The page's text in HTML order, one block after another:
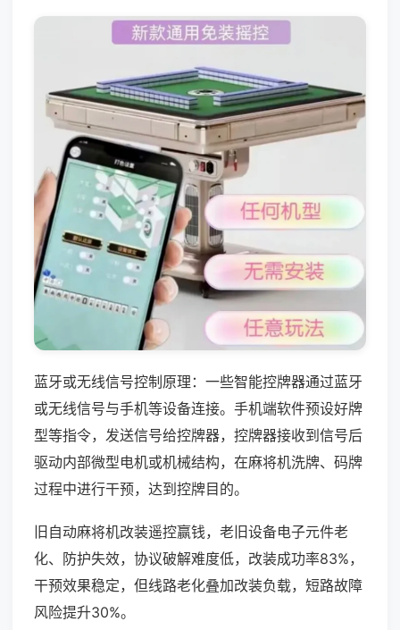
蓝牙或无线信号控制原理：一些智能控牌器通过蓝牙
或无线信号与手机等设备连接。手机端软件预设好牌
型等指令，发送信号给控牌器，控牌器接收到信号后
驱动内部微型电机或机械结构，在麻将机洗牌、码牌
过程中进行干预，达到控牌目的。
旧自动麻将机改装遥控赢钱，老旧设备电子元件老
化、防护失效，协议破解难度低，改装成功率83%，
干预效果稳定，但线路老化叠加改装负载，短路故障
风险提升30%。